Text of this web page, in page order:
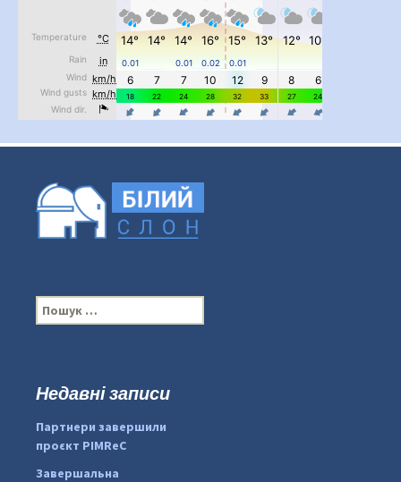
#PipIvanToday...
pimrec_project
#PipIvanToday
pimrec_project
П
о
:Недавні записи
Партнери завершили
проєкт PIMReC
Завершальна